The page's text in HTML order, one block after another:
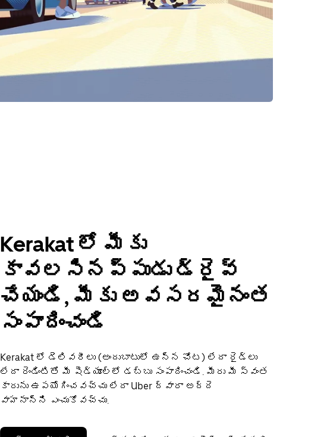
Kerakat లో మీకు
కావలసినప్పుడు డ్రైవ్
చేయండి, మీకు అవసరమైనంత
సంపాదించండి
Kerakat లో డెలివరీలు (అందుబాటులో ఉన్న చోట) లేదా రైడ్‌లు
లేదా రెండింటితో మీ షెడ్యూల్‌లో డబ్బు సంపాదించండి. మీరు మీ స్వంత
కారును ఉపయోగించవచ్చు లేదా Uber ద్వారా అద్దె
వాహనాన్ని ఎంచుకోవచ్చు.